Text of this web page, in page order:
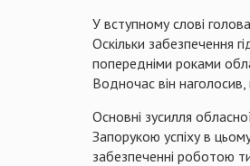
У вступному слові
Оскільки забезпечення
попередніми роками
Водночас він наголосив,
Основні зусилля
Запорукою успіху в
забезпеченні роботою